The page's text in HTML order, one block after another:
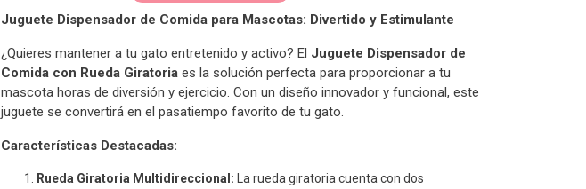
Juguete Dispensador de Comida para Mascotas: Divertido y Estimulante
¿Quieres mantener a tu gato entretenido y activo? El Juguete Dispensador de
Comida con Rueda Giratoria es la solución perfecta para proporcionar a tu
mascota horas de diversión y ejercicio. Con un diseño innovador y funcional, este
juguete se convertirá en el pasatiempo favorito de tu gato.
Características Destacadas:
Rueda Giratoria Multidireccional: La rueda giratoria cuenta con dos